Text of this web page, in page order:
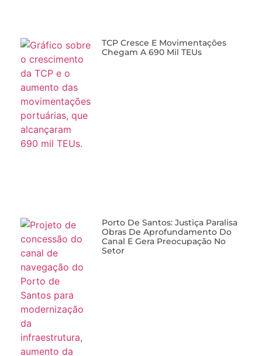
TCP Cresce E Movimentações
Chegam A 690 Mil TEUs
Porto De Santos: Justiça Paralisa
Obras De Aprofundamento Do
Canal E Gera Preocupação No
Setor